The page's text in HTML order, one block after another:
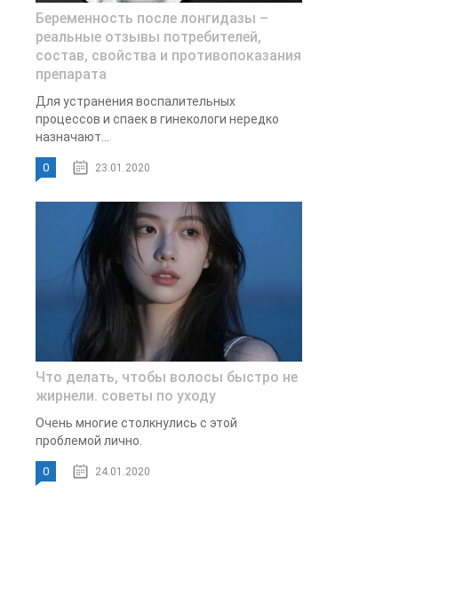
Беременность после лонгидазы –
реальные отзывы потребителей,
состав, свойства и противопоказания
препарата
Для устранения воспалительных
процессов и спаек в гинекологи нередко
назначают...
0 23.01.2020
Что делать, чтобы волосы быстро не
жирнели. советы по уходу
Очень многие столкнулись с этой
проблемой лично.
0 24.01.2020